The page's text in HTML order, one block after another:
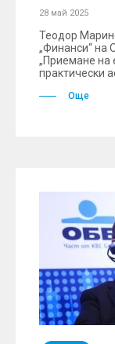
28 май 2025
Теодор
„Финанси“ на
„Приемане на
практически
Още